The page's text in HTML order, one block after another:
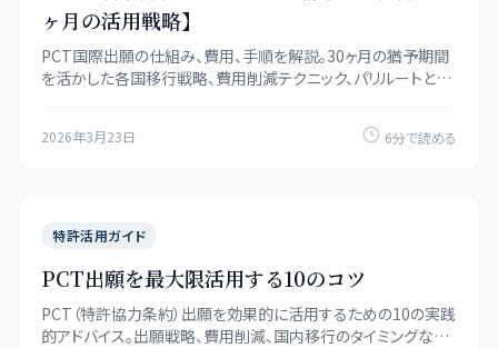
ヶ月の活用戦略】
PCT国際出願の仕組み、費用、手順を解説。30ヶ月の猶予期間
を活かした各国移行戦略、費用削減テクニック、パリルートとの
2026年3月23日 6分で読める
特許活用ガイド
PCT出願を最大限活用する10のコツ
PCT（特許協力条約）出願を効果的に活用するための10の実践
的アドバイス。出願戦略、費用削減、国内移行のタイミングなど